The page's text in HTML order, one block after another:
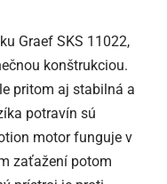
Graef SKS 11022,
konštrukciou.
pritom aj stabilná a
potravín sú
motor funguje v
zaťažení potom